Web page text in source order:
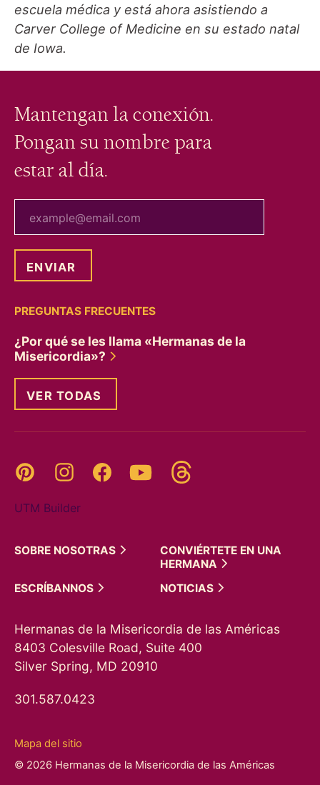
escuela médica y está ahora asistiendo a
Carver College of Medicine en su estado natal
de Iowa.
Mantengan la conexión.
Pongan su nombre para
estar al día.
PREGUNTAS FRECUENTES
¿Por qué se les llama «Hermanas de la
Misericordia»?
VER TODAS
Pinterest InstagramFacebookYouTube
UTM Builder
SOBRE NOSOTRAS
CONVIÉRTETE EN UNA
HERMANA
ESCRÍBANNOS
NOTICIAS
Hermanas de la Misericordia de las Américas
8403 Colesville Road, Suite 400
Silver Spring, MD 20910
301.587.0423
Mapa del sitio
© 2026 Hermanas de la Misericordia de las Américas